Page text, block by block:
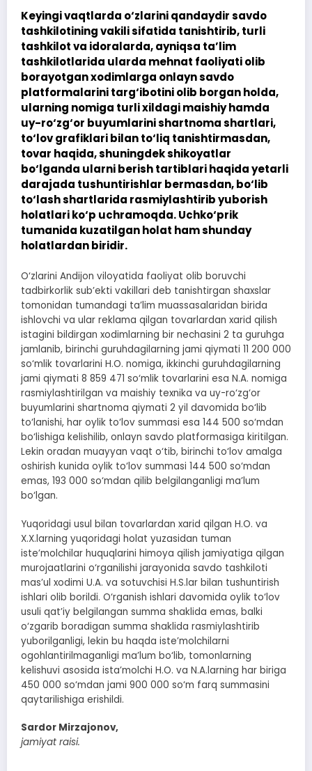
Keyingi vaqtlarda o‘zlarini qandaydir savdo
tashkilotining vakili sifatida tanishtirib, turli
tashkilot va idoralarda, ayniqsa ta’lim
tashkilotlarida ularda mehnat faoliyati olib
borayotgan xodimlarga onlayn savdo
platformalarini targ‘ibotini olib borgan holda,
ularning nomiga turli xildagi maishiy hamda
uy-ro‘zg‘or buyumlarini shartnoma shartlari,
to‘lov grafiklari bilan to‘liq tanishtirmasdan,
tovar haqida, shuningdek shikoyatlar
bo‘lganda ularni berish tartiblari haqida yetarli
darajada tushuntirishlar bermasdan, bo‘lib
to‘lash shartlarida rasmiylashtirib yuborish
holatlari ko‘p uchramoqda. Uchko‘prik
tumanida kuzatilgan holat ham shunday
holatlardan biridir.
O‘zlarini Andijon viloyatida faoliyat olib boruvchi
tadbirkorlik sub’ekti vakillari deb tanishtirgan shaxslar
tomonidan tumandagi ta’lim muassasalaridan birida
ishlovchi va ular reklama qilgan tovarlardan xarid qilish
istagini bildirgan xodimlarning bir nechasini 2 ta guruhga
jamlanib, birinchi guruhdagilarning jami qiymati 11 200 000
so‘mlik tovarlarini H.O. nomiga, ikkinchi guruhdagilarning
jami qiymati 8 859 471 so‘mlik tovarlarini esa N.A. nomiga
rasmiylashtirilgan va maishiy texnika va uy-ro‘zg‘or
buyumlarini shartnoma qiymati 2 yil davomida bo‘lib
to‘lanishi, har oylik to‘lov summasi esa 144 500 so‘mdan
bo‘lishiga kelishilib, onlayn savdo platformasiga kiritilgan.
Lekin oradan muayyan vaqt o‘tib, birinchi to‘lov amalga
oshirish kunida oylik to‘lov summasi 144 500 so‘mdan
emas, 193 000 so‘mdan qilib belgilanganligi ma’lum
bo‘lgan.
Yuqoridagi usul bilan tovarlardan xarid qilgan H.O. va
X.X.larning yuqoridagi holat yuzasidan tuman
iste’molchilar huquqlarini himoya qilish jamiyatiga qilgan
murojaatlarini o‘rganilishi jarayonida savdo tashkiloti
mas’ul xodimi U.A. va sotuvchisi H.S.lar bilan tushuntirish
ishlari olib borildi. O‘rganish ishlari davomida oylik to‘lov
usuli qat’iy belgilangan summa shaklida emas, balki
o‘zgarib boradigan summa shaklida rasmiylashtirib
yuborilganligi, lekin bu haqda iste’molchilarni
ogohlantirilmaganligi ma’lum bo‘lib, tomonlarning
kelishuvi asosida ista’molchi H.O. va N.A.larning har biriga
450 000 so‘mdan jami 900 000 so‘m farq summasini
qaytarilishiga erishildi.
Sardor Mirzajonov,
jamiyat raisi.